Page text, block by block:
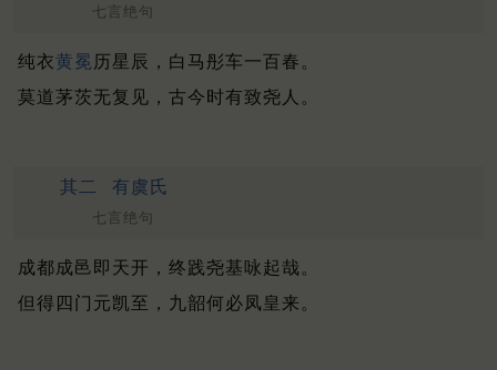
七言绝句
纯衣黄冕 历星辰，白马彤车一百春。
莫道茅茨无复见，古今时有致尧人。
其二 有虞氏
七言绝句
成都成邑即天开，终践尧基咏起哉。
但得四门元凯至，九韶何必凤皇来。